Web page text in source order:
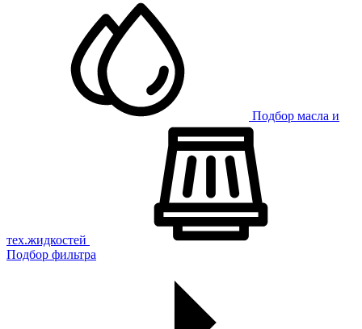
Подбор масла и
тех.жидкостей
Подбор фильтра